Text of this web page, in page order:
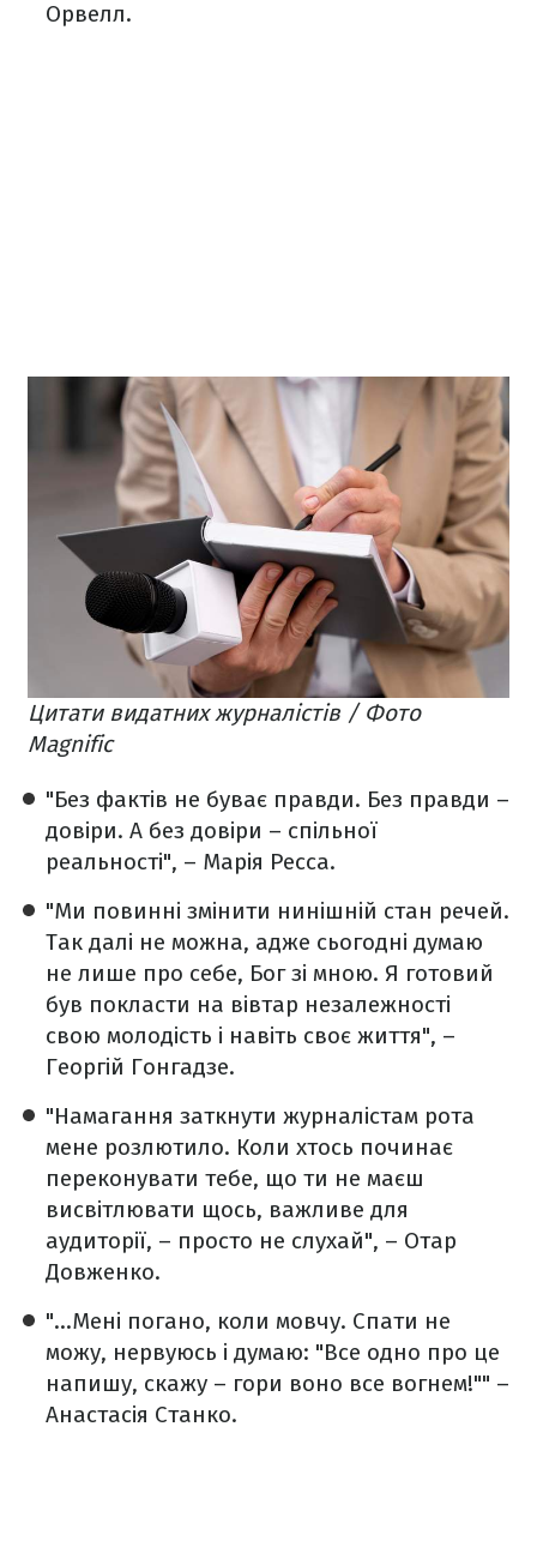
Орвелл.
Цитати видатних журналістів / Фото
Magnific
"Без фактів не буває правди. Без правди –
довіри. А без довіри – спільної
реальності", – Марія Ресса.
"Ми повинні змінити нинішній стан речей.
Так далі не можна, адже сьогодні думаю
не лише про себе, Бог зі мною. Я готовий
був покласти на вівтар незалежності
свою молодість і навіть своє життя", –
Георгій Гонгадзе.
"Намагання заткнути журналістам рота
мене розлютило. Коли хтось починає
переконувати тебе, що ти не маєш
висвітлювати щось, важливе для
аудиторії, – просто не слухай", – Отар
Довженко.
"...Мені погано, коли мовчу. Спати не
можу, нервуюсь і думаю: "Все одно про це
напишу, скажу – гори воно все вогнем!"" –
Анастасія Станко.